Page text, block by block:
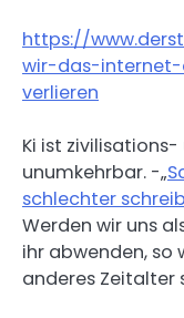
https://
wir-das-
verlieren
Ki ist
unumkehrbar. -„
schlechter
Werden wir uns
ihr abwenden, so
anderes Zeitalter